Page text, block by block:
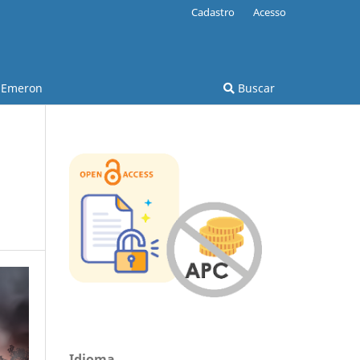
Emeron Buscar
Cadastro Acesso